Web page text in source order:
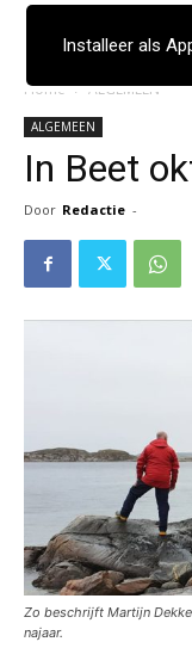
Home ALGEMEEN
ALGEMEEN
In Beet
Door Redactie -
Zo beschrijft Martijn
najaar.
Installeer als